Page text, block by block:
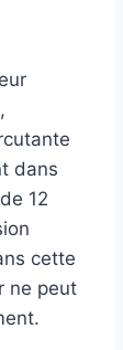
dans
12
cette
ne peut